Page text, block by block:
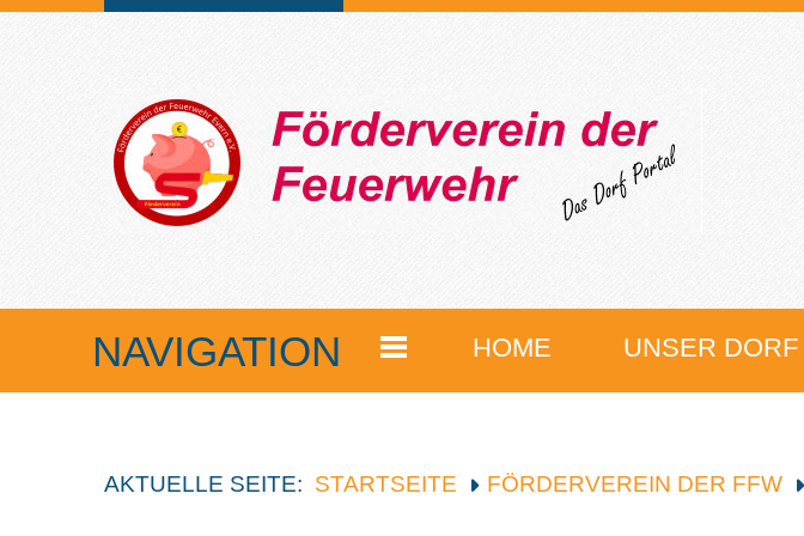
NAVIGATION HOME UNSER DORF
AKTUELLE SEITE: STARTSEITE FÖRDERVEREIN DER FFW